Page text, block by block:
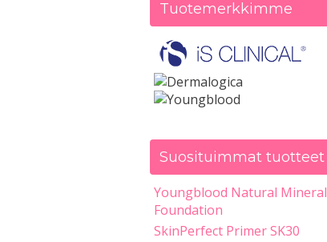
Tuotemerkkimme
Suosituimmat tuotteet
Youngblood Natural Mineral
Foundation
SkinPerfect Primer SK30